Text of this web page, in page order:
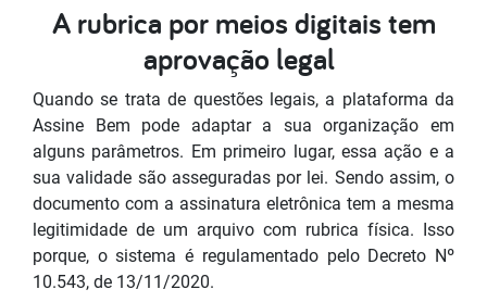
A rubrica por meios digitais tem
aprovação legal
Quando se trata de questões legais, a plataforma da
Assine Bem pode adaptar a sua organização em
alguns parâmetros. Em primeiro lugar, essa ação e a
sua validade são asseguradas por lei. Sendo assim, o
documento com a assinatura eletrônica tem a mesma
legitimidade de um arquivo com rubrica física. Isso
porque, o sistema é regulamentado pelo Decreto Nº
10.543, de 13/11/2020.